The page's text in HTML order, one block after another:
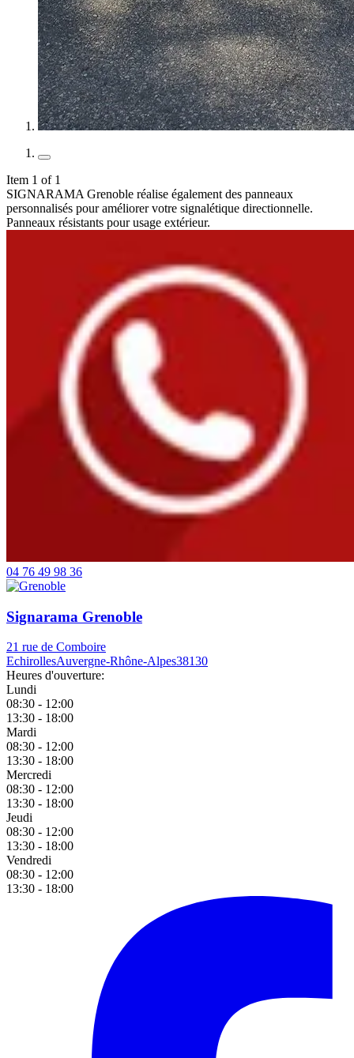
Item 1 of 1
SIGNARAMA Grenoble réalise également des panneaux
personnalisés pour améliorer votre signalétique directionnelle.
Panneaux résistants pour usage extérieur.
04 76 49 98 36
Signarama Grenoble
21 rue de Comboire
EchirollesAuvergne-Rhône-Alpes38130
Heures d'ouverture:
Lundi
08:30 - 12:00
13:30 - 18:00
Mardi
08:30 - 12:00
13:30 - 18:00
Mercredi
08:30 - 12:00
13:30 - 18:00
Jeudi
08:30 - 12:00
13:30 - 18:00
Vendredi
08:30 - 12:00
13:30 - 18:00